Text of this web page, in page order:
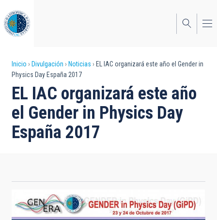
al
contenido
principal
Sobrescribir
enlaces
de
ayuda
a
Inicio Divulgación Noticias
EL IAC organizará este año el Gender in
Physics Day España 2017
EL IAC organizará este año
el Gender in Physics Day
España 2017